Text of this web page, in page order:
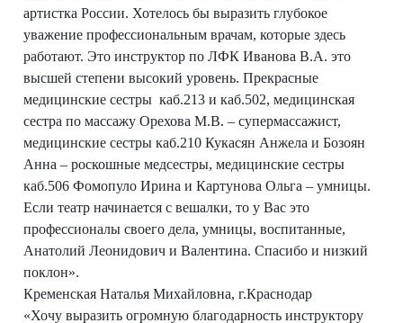
артистка России. Хотелось бы выразить глубокое
уважение профессиональным врачам, которые здесь
работают. Это инструктор по ЛФК Иванова В.А. это
высшей степени высокий уровень. Прекрасные
медицинские сестры каб.213 и каб.502, медицинская
сестра по массажу Орехова М.В. – супермассажист,
медицинские сестры каб.210 Кукасян Анжела и Бозоян
Анна – роскошные медсестры, медицинские сестры
каб.506 Фомопуло Ирина и Картунова Ольга – умницы.
Если театр начинается с вешалки, то у Вас это
профессионалы своего дела, умницы, воспитанные,
Анатолий Леонидович и Валентина. Спасибо и низкий
поклон».
Кременская Наталья Михайловна, г.Краснодар
«Хочу выразить огромную благодарность инструктору